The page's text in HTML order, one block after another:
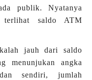
publik. Nyatanya
terlihat saldo ATM
jauh dari saldo
menunjukan angka
sendiri, jumlah